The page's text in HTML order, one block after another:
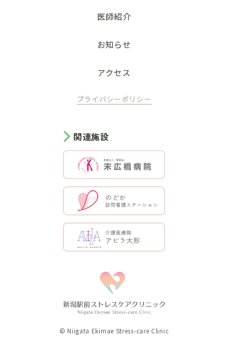
医師紹介
お知らせ
アクセス
プライバシーポリシー
関連施設
©︎ Niigata Ekimae Stress-care Clinic